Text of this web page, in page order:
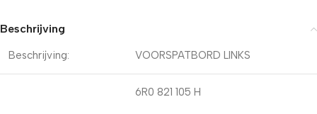
Beschrijving
Beschrijving: VOORSPATBORD LINKS
6R0 821 105 H